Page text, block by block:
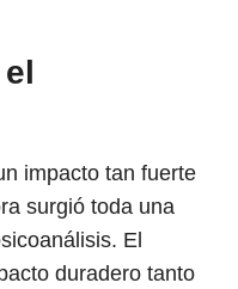
impacto tan fuerte
surgió toda una
El
duradero tanto